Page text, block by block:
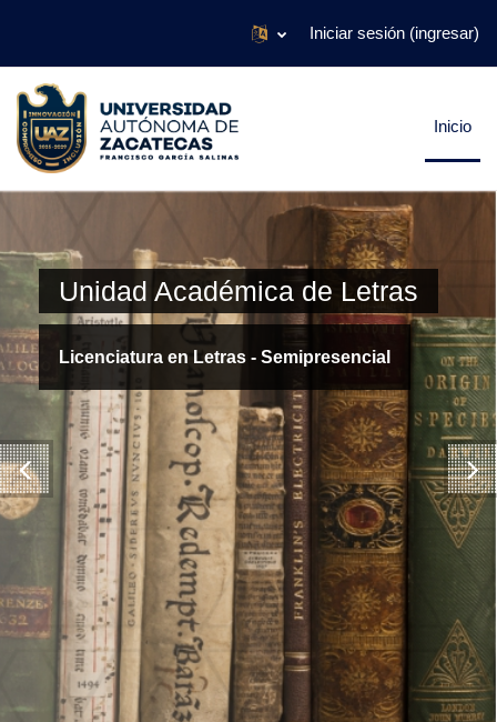
Iniciar sesión (ingresar)
Inicio
Unidad Académica de Letras
Licenciatura en Letras - Semipresencial